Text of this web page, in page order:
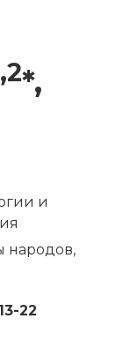
*,
и
народов,
22